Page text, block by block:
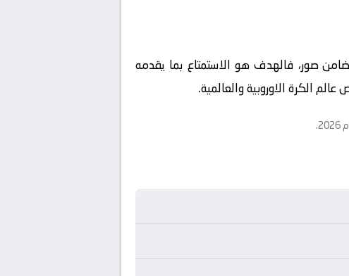
صور، فالهدف هو الاستمتاع بما يقدمه
الكرة الاوروبية والعالمية.